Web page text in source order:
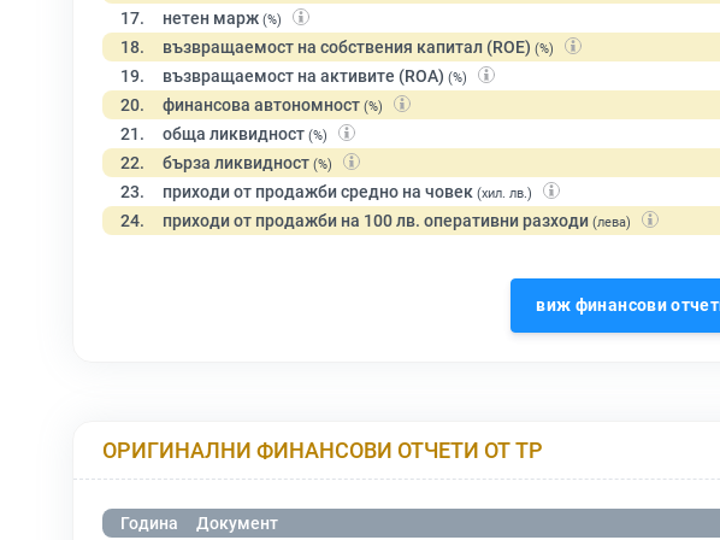
17. нетен марж (%)
18. възвращаемост на собствения капитал (ROE) (%)
19. възвращаемост на активите (ROA) (%)
20. финансова автономност (%)
21. обща ликвидност (%)
22. бърза ликвидност (%)
23. приходи от продажби средно на човек (хил. лв.)
24. приходи от продажби на 100 лв. оперативни разходи (лева)
виж финансови
ОРИГИНАЛНИ ФИНАНСОВИ ОТЧЕТИ ОТ ТР
Година
Документ